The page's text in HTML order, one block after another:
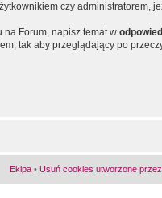
czy administratorem,
na Forum, napisz temat w
tak aby przeglądający po
Ekipa • Usuń cookies utworzone